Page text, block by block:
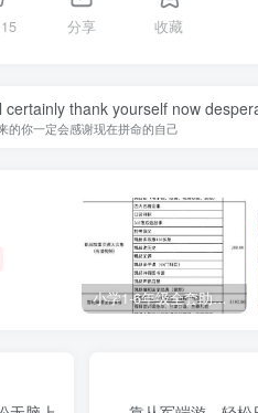
15 分享 收藏
thank yourself now
的你一定会感谢现在拼命的自己
小学1-6年级全套助学资源包（9000GB）(超值的精品资源-会员也需单独购买哦)